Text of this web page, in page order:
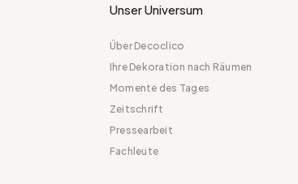
Unser Universum
Über Decoclico
Ihre Dekoration nach Räumen
Momente des Tages
Zeitschrift
Pressearbeit
Fachleute